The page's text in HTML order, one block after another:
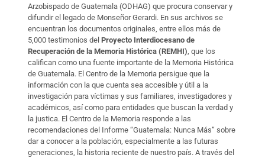
Arzobispado de Guatemala (ODHAG) que procura conservar y
difundir el legado de Monseñor Gerardi. En sus archivos se
encuentran los documentos originales, entre ellos más de
5,000 testimonios del Proyecto Interdiocesano de
Recuperación de la Memoria Histórica (REMHI) , que los
califican como una fuente importante de la Memoria Histórica
de Guatemala. El Centro de la Memoria persigue que la
información con la que cuenta sea accesible y útil a la
investigación para víctimas y sus familiares, investigadores y
académicos, así como para entidades que buscan la verdad y
la justica. El Centro de la Memoria responde a las
recomendaciones del Informe “Guatemala: Nunca Más” sobre
dar a conocer a la población, especialmente a las futuras
generaciones, la historia reciente de nuestro país. A través del